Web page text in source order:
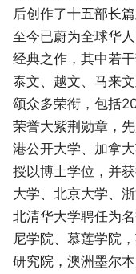
后创作了十五部长
至今已蔚为全球华
经典之作，其中若
泰文、越文、马来
颂众多荣衔，包括
荣誉大紫荆勋章，
港公开大学、加拿
授以博士学位，并
大学、北京大学、
北清华大学聘任为
尼学院、慕莲学院
研究院，澳洲墨尔